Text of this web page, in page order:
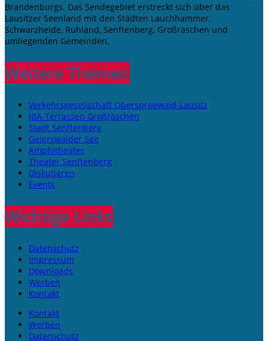
Brandenburgs. Das Sendegebiet erstreckt sich über das
Lausitzer Seenland mit den Städten Lauchhammer,
Schwarzheide, Ruhland, Senftenberg, Großräschen und
umliegenden Gemeinden.
Weitere Themen
Verkehrsgesellschaft Oberspreewald-Lausitz
IBA-Terrassen Großräschen
Stadt Senftenberg
Geierswalder See
Amphitheater
Theater Senftenberg
Diskutieren
Events
Wichtige Links
Datenschutz
Impressum
Downloads
Werben
Kontakt
Kontakt
Werben
Datenschutz